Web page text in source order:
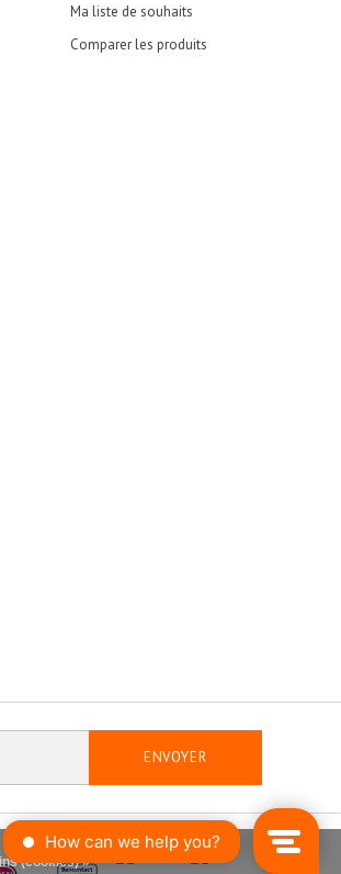
Ma liste de souhaits
Comparer les produits
ENVOYER
(cookies) »